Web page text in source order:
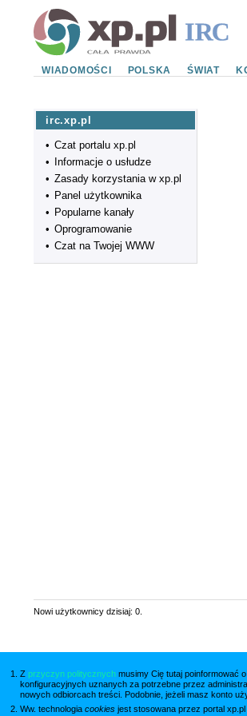
Z przyczyn politycznych musimy Cię tutaj poinformować
konfiguracyjnych uznanych za potrzebne przez
nowych odbiorcach treści. Podobnie, jeżeli masz konto
Ww. technologia cookies jest stosowana przez portal
WIADOMOŚCI POLSKA ŚWIAT
irc.xp.pl
• Czat portalu xp.pl
•
Informacje o usłudze
• Zasady korzystania w xp.pl
• Panel użytkownika
• Popularne kanały
• Oprogramowanie
• Czat na Twojej WWW
Nowi użytkownicy dzisiaj: 0.